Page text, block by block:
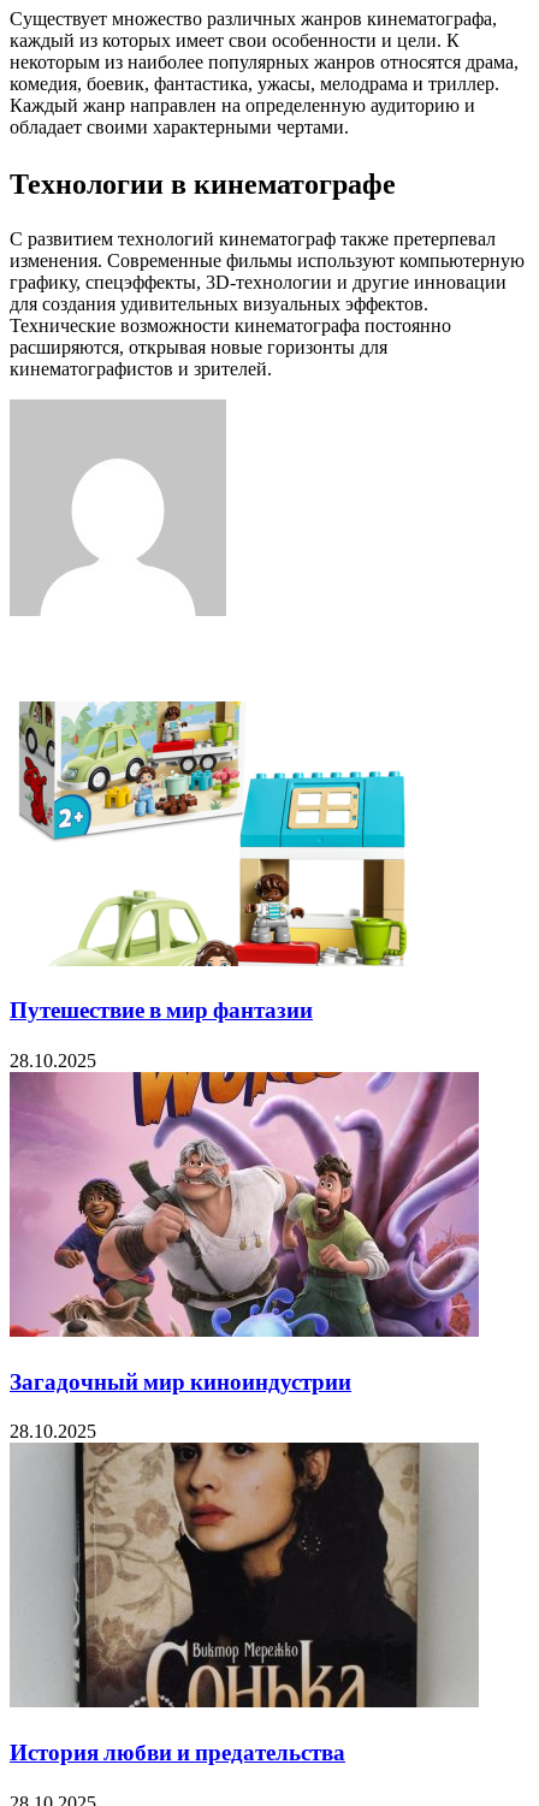
Существует множество различных жанров кинематографа,
каждый из которых имеет свои особенности и цели. К
некоторым из наиболее популярных жанров относятся драма,
комедия, боевик, фантастика, ужасы, мелодрама и триллер.
Каждый жанр направлен на определенную аудиторию и
обладает своими характерными чертами.
Технологии в кинематографе
С развитием технологий кинематограф также претерпевал
изменения. Современные фильмы используют компьютерную
графику, спецэффекты, 3D-технологии и другие инновации
для создания удивительных визуальных эффектов.
Технические возможности кинематографа постоянно
расширяются, открывая новые горизонты для
кинематографистов и зрителей.
Путешествие в мир фантазии
28.10.2025
Загадочный мир киноиндустрии
28.10.2025
История любви и предательства